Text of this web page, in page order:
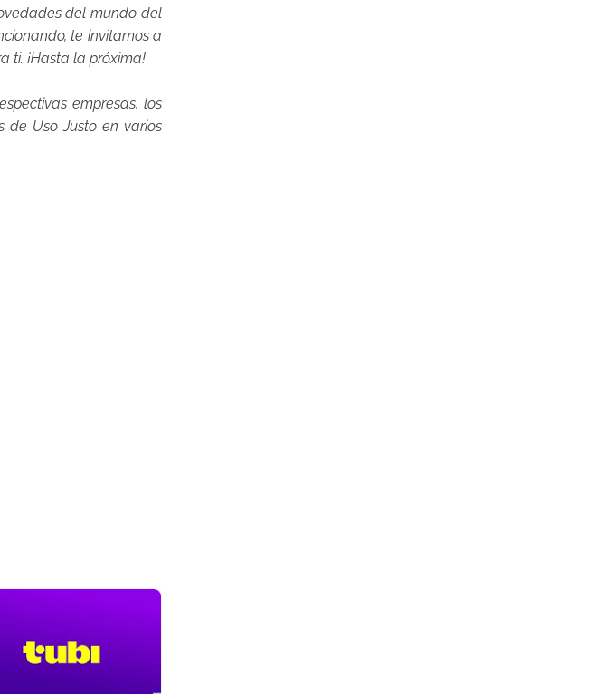
del mundo del
te invitamos a
ti. ¡Hasta la próxima!
empresas, los
de Uso Justo en varios